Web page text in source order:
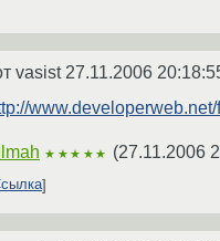
vasist 27.11.2006
★★★★★ (27.11.2006